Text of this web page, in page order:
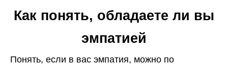
Как понять, обладаете ли вы
эмпатией
Понять, если в вас эмпатия, можно по